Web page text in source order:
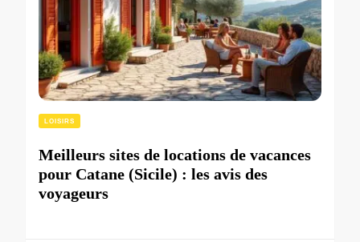
LOISIRS
Meilleurs sites de locations de vacances
pour Catane (Sicile) : les avis des
voyageurs